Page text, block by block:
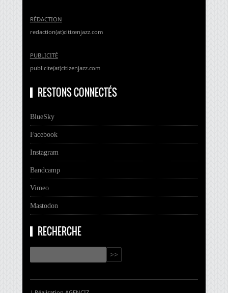
RÉDACTION
redaction(at)citizenjazz.com
PUBLICITÉ
publicite(at)citizenjazz.com
RESTONS CONNECTÉS
BlueSky
Facebook
Instagram
Bandcamp
Vimeo
Mastodon
RECHERCHE